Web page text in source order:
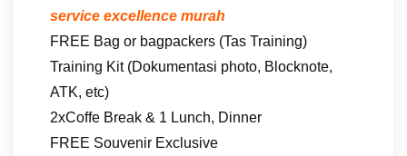
service excellence murah
FREE Bag or bagpackers (Tas Training)
Training Kit (Dokumentasi photo, Blocknote,
ATK, etc)
2xCoffe Break & 1 Lunch, Dinner
FREE Souvenir Exclusive